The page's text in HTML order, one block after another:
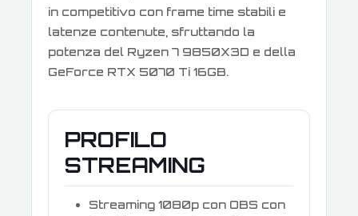
in competitivo con frame time stabili e
latenze contenute, sfruttando la
potenza del Ryzen 7 9850X3D e della
GeForce RTX 5070 Ti 16GB.
PROFILO
STREAMING
Streaming 1080p con OBS con